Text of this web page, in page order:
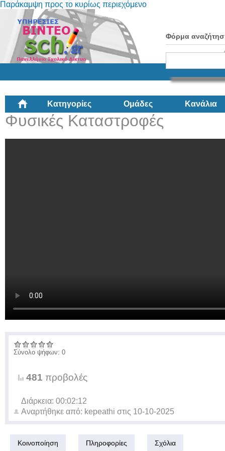
Παράκαμψη προς το κυρίως περιεχόμενο
Φόρμα
Κατηγορίες Ομάδες Κανάλια
Φυσικές Καταστροφές
Σύνολο ψήφων: 0
481 προβολές
Διάρκεια: 00:02:12
Αναρτήθηκε από: kepeathi στις 10-10-2025
Κοινοποίηση Πληροφορίες Σχόλια